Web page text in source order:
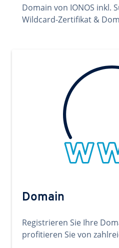
Domain von IONOS inkl.
Wildcard-Zertifikat &
Domain
Registrieren Sie Ihre
profitieren Sie von